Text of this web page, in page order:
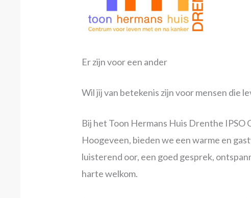
Er zijn voor een ander
Wil jij van betekenis zijn voor mensen die
Bij het Toon Hermans Huis Drenthe IPSO
Hoogeveen, bieden we een warme en
luisterend oor, een goed gesprek,
harte welkom.